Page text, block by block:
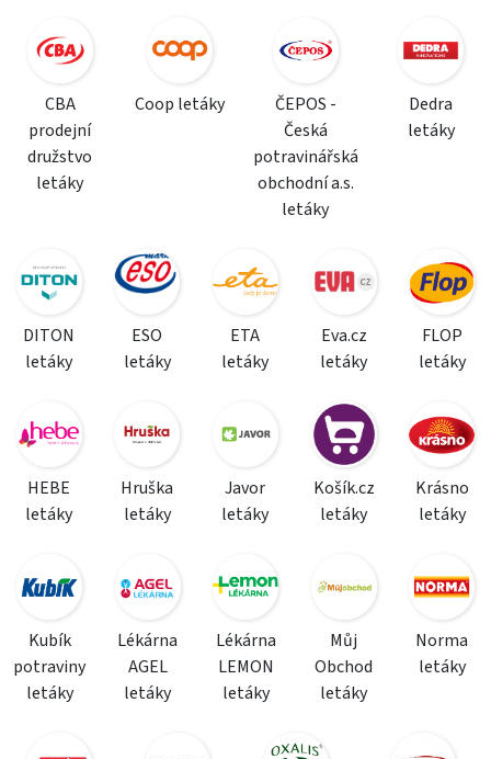
CBA
prodejní
družstvo
letáky
Coop letáky
ČEPOS -
Česká
potravinářská
obchodní a.s.
letáky
Dedra
letáky
DITON
letáky
ESO
letáky
ETA
letáky
Eva.cz
letáky
FLOP
letáky
HEBE
letáky
Hruška
letáky
Javor
letáky
Košík.cz
letáky
Krásno
letáky
Kubík
potraviny
letáky
Lékárna
AGEL
letáky
Lékárna
LEMON
letáky
Můj
Obchod
letáky
Norma
letáky